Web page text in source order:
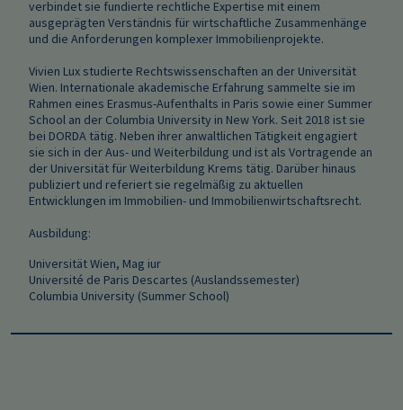
verbindet sie fundierte rechtliche Expertise mit einem
ausgeprägten Verständnis für wirtschaftliche Zusammenhänge
und die Anforderungen komplexer Immobilienprojekte.
Vivien Lux studierte Rechtswissenschaften an der Universität
Wien. Internationale akademische Erfahrung sammelte sie im
Rahmen eines Erasmus-Aufenthalts in Paris sowie einer Summer
School an der Columbia University in New York. Seit 2018 ist sie
bei DORDA tätig. Neben ihrer anwaltlichen Tätigkeit engagiert
sie sich in der Aus- und Weiterbildung und ist als Vortragende an
der Universität für Weiterbildung Krems tätig. Darüber hinaus
publiziert und referiert sie regelmäßig zu aktuellen
Entwicklungen im Immobilien- und Immobilienwirtschaftsrecht.
Ausbildung:
Universität Wien, Mag iur
Université de Paris Descartes (Auslandssemester)
Columbia University (Summer School)